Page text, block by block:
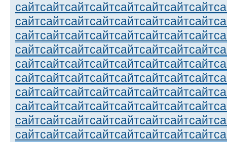
сайтсайтсайтсайтсайтсайтсайтсайт
сайтсайтсайтсайтсайтсайтсайтсайт
сайтсайтсайтсайтсайтсайтсайтсайт
сайтсайтсайтсайтсайтсайтсайтсайт
сайтсайтсайтсайтсайтсайтсайтсайт
сайтсайтсайтсайтсайтсайтсайтсайт
сайтсайтсайтсайтсайтсайтсайтсайт
сайтсайтсайтсайтсайтсайтсайтсайт
сайтсайтсайтсайтсайтсайтсайтсайт
сайтсайтсайтсайтсайтсайтсайтсайт